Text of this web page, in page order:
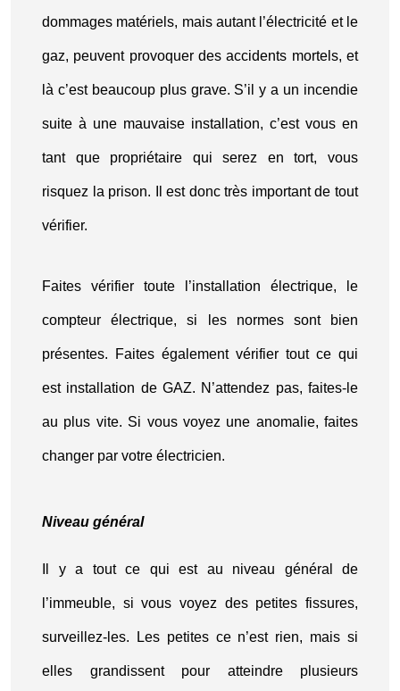
dommages matériels, mais autant l’électricité et le
gaz, peuvent provoquer des accidents mortels, et
là c’est beaucoup plus grave. S’il y a un incendie
suite à une mauvaise installation, c’est vous en
tant que propriétaire qui serez en tort, vous
risquez la prison. Il est donc très important de tout
vérifier.
Faites vérifier toute l’installation électrique, le
compteur électrique, si les normes sont bien
présentes. Faites également vérifier tout ce qui
est installation de GAZ. N’attendez pas, faites-le
au plus vite. Si vous voyez une anomalie, faites
changer par votre électricien.
Niveau général
Il y a tout ce qui est au niveau général de
l’immeuble, si vous voyez des petites fissures,
surveillez-les. Les petites ce n’est rien, mais si
elles grandissent pour atteindre plusieurs